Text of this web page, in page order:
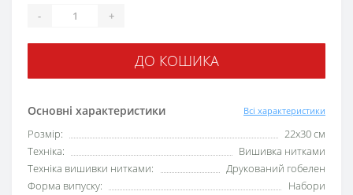
Основні характеристики Всі характеристики
Розмір:
22х30 см
Техніка:
Вишивка нитками
Техніка вишивки нитками:
Друкований гобелен
Форма випуску:
Набори
- +
ДО КОШИКА